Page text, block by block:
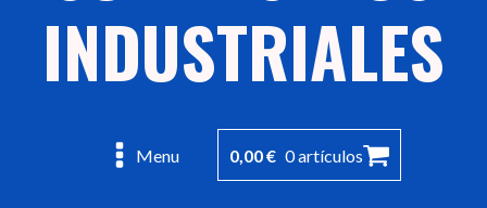
INDUSTRIALES
Menu 0,00€ 0 artículos